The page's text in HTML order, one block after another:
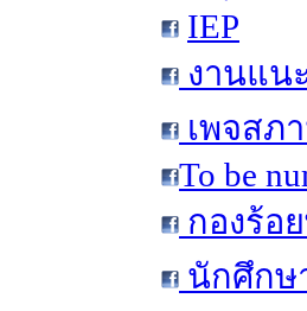
IEP
งานแน
เพจสภ
To be
กองร้อ
นักศึกษ